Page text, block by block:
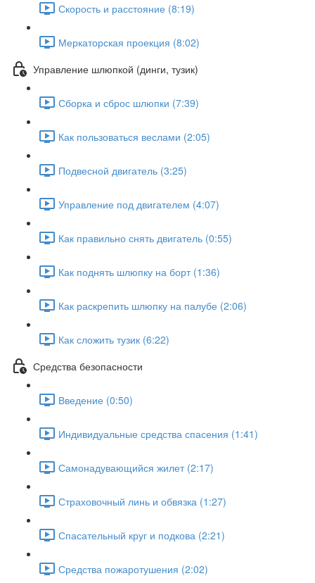
Скорость и расстояние (8:19)
Меркаторская проекция (8:02)
Управление шлюпкой (динги, тузик)
Сборка и сброс шлюпки (7:39)
Как пользоваться веслами (2:05)
Подвесной двигатель (3:25)
Управление под двигателем (4:07)
Как правильно снять двигатель (0:55)
Как поднять шлюпку на борт (1:36)
Как раскрепить шлюпку на палубе (2:06)
Как сложить тузик (6:22)
Средства безопасности
Введение (0:50)
Индивидуальные средства спасения (1:41)
Самонадувающийся жилет (2:17)
Страховочный линь и обвязка (1:27)
Спасательный круг и подкова (2:21)
Средства пожаротушения (2:02)